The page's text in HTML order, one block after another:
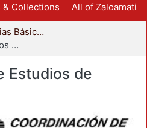
& Collections All of Zaloamati
División de Ciencias Básicas e Ingeniería
Coordinación de Estudios de Posgrado - CBI
Estudios de